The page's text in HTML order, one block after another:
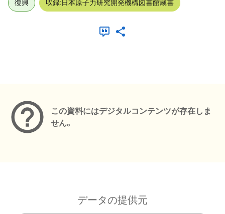
復興 収録:日本原子力研究開発機構図書館蔵書
この資料にはデジタルコンテンツが存在しま
せん。
データの提供元